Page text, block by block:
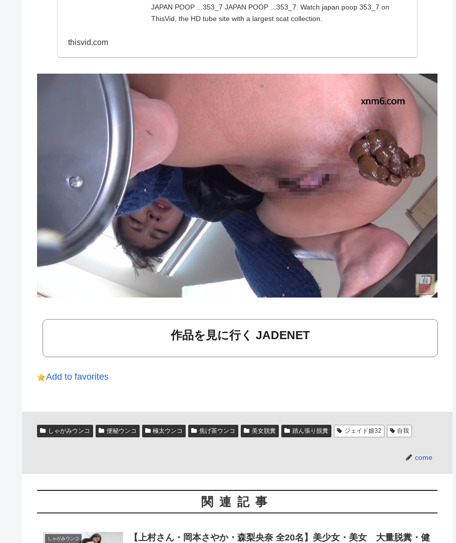
JAPAN POOP ...353_7 JAPAN POOP ...353_7. Watch japan poop 353_7 on
ThisVid, the HD tube site with a largest scat collection.
thisvid.com
作品を見に行く JADENET
Add to favorites
しゃがみウンコ 便秘ウンコ 極太ウンコ 焦げ茶ウンコ 美女脱糞 踏ん張り脱糞 ジェイド娘32 自我
come
関連記事
しゃがみウンコ 【上村さん・岡本さやか・森梨央奈 全20名】美少女・美女 大量脱糞・健